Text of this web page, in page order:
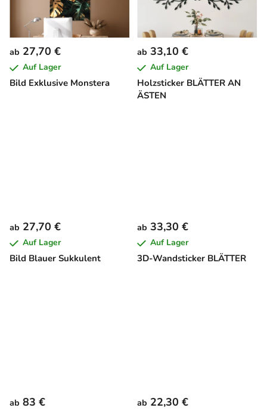
Bild Exklusive Monstera
ab 27,70 €
Auf Lager
Holzsticker BLÄTTER AN
ÄSTEN
ab 33,10 €
Auf Lager
Bild Blauer Sukkulent
ab 27,70 €
Auf Lager
3D-Wandsticker BLÄTTER
ab 33,30 €
Auf Lager
ab 83 € ab 22,30 €